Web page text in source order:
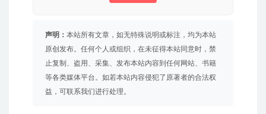
声明： 本站所有文章，如无特殊说明或标注，均为本站
原创发布。任何个人或组织，在未征得本站同意时，禁
止复制、盗用、采集、发布本站内容到任何网站、书籍
等各类媒体平台。如若本站内容侵犯了原著者的合法权
益，可联系我们进行处理。